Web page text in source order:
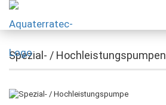
Spezial- / Hochleistungspumpen